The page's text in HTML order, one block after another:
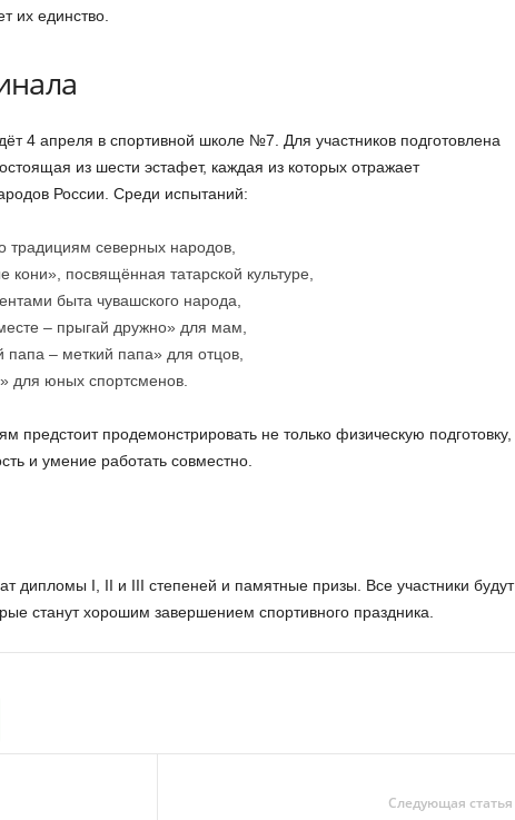
их единство.
4 апреля в спортивной школе №7. Для участников подготовлена
из шести эстафет, каждая из которых отражает
России. Среди испытаний:
традициям северных народов,
кони», посвящённая татарской культуре,
быта чувашского народа,
– прыгай дружно» для мам,
– меткий папа» для отцов,
для юных спортсменов.
предстоит продемонстрировать не только физическую подготовку,
и умение работать совместно.
дипломы I, II и III степеней и памятные призы. Все участники будут
станут хорошим завершением спортивного праздника.
Следующая статья